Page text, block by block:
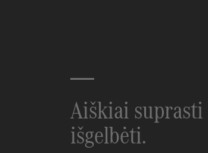
Aiškiai
išgelbėti.